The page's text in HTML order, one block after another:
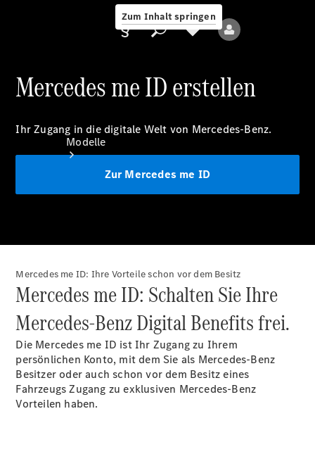
Zum Inhalt springen
Anbieter/Datenschutz
Modelle
Neue Modelle
Plug-in-Hybrid Modelle
Limousinen
Mercedes me ID erstellen
Ihr Zugang in die digitale Welt von Mercedes-Benz.
Zur Mercedes me ID
Mercedes me ID: Ihre Vorteile schon vor dem Besitz
Mercedes me ID: Schalten Sie Ihre
Mercedes-Benz Digital Benefits frei.
Die Mercedes me ID ist Ihr Zugang zu Ihrem
persönlichen Konto, mit dem Sie als Mercedes-Benz
Besitzer oder auch schon vor dem Besitz eines
Fahrzeugs Zugang zu exklusiven Mercedes-Benz
Vorteilen haben.